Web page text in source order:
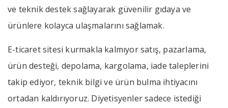
ve teknik destek sağlayarak güvenilir gıdaya ve
ürünlere kolayca ulaşmalarını sağlamak.
E-ticaret sitesi kurmakla kalmıyor satış, pazarlama,
ürün desteği, depolama, kargolama, iade taleplerini
takip ediyor, teknik bilgi ve ürün bulma ihtiyacını
ortadan kaldırıyoruz. Diyetisyenler sadece istediği